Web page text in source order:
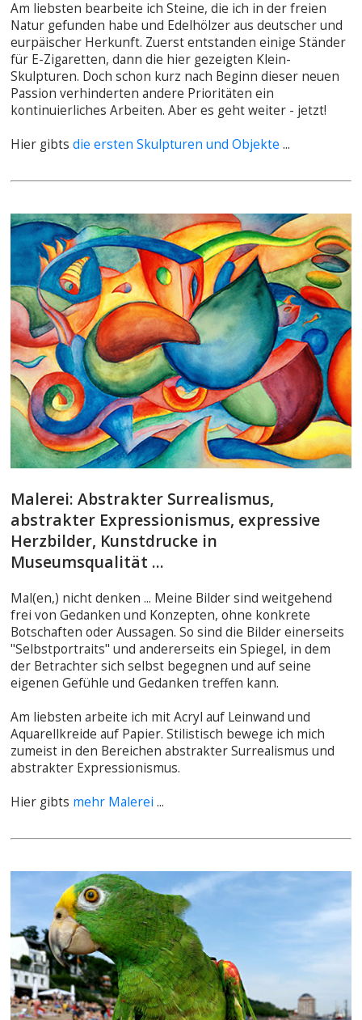
Am liebsten bearbeite ich Steine, die ich in der freien
Natur gefunden habe und Edelhölzer aus deutscher und
eurpäischer Herkunft. Zuerst entstanden einige Ständer
für E-Zigaretten, dann die hier gezeigten Klein-
Skulpturen. Doch schon kurz nach Beginn dieser neuen
Passion verhinderten andere Prioritäten ein
kontinuierliches Arbeiten. Aber es geht weiter - jetzt!
Hier gibtsdie ersten Skulpturen und Objekte ...
Malerei: Abstrakter Surrealismus,
abstrakter Expressionismus, expressive
Herzbilder, Kunstdrucke in
Museumsqualität ...
Mal(en,) nicht denken ... Meine Bilder sind weitgehend
frei von Gedanken und Konzepten, ohne konkrete
Botschaften oder Aussagen. So sind die Bilder einerseits
"Selbstportraits" und andererseits ein Spiegel, in dem
der Betrachter sich selbst begegnen und auf seine
eigenen Gefühle und Gedanken treffen kann.
Am liebsten arbeite ich mit Acryl auf Leinwand und
Aquarellkreide auf Papier. Stilistisch bewege ich mich
zumeist in den Bereichen abstrakter Surrealismus und
abstrakter Expressionismus.
Hier gibts mehr Malerei ...